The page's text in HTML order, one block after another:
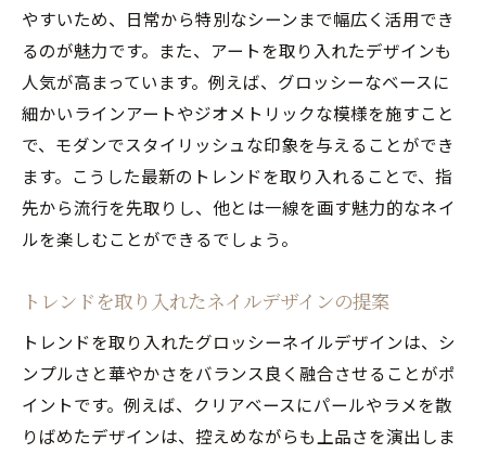
挑戦したい！大胆デザインのネイル
アートネイルの基礎と応用
視線を引く大胆なカラー使い
ネイルアートで季節感を表現
オリジナルデザインの楽しみ方
人気ネイルの秘密はここに！グロッシーネイル
魅力的な指先を演出する秘訣
グロッシーネイルの人気の理由
ネイルデザインにおける最新技術
トレンドを先取りする方法
サロンでのケアとホームケアの違い
やすいため、日常から特別なシーンまで幅広く活用でき
るのが魅力です。また、アートを取り入れたデザインも
人気が高まっています。例えば、グロッシーなベースに
細かいラインアートやジオメトリックな模様を施すこと
で、モダンでスタイリッシュな印象を与えることができ
ます。こうした最新のトレンドを取り入れることで、指
先から流行を先取りし、他とは一線を画す魅力的なネイ
ルを楽しむことができるでしょう。
トレンドを取り入れたネイルデザインの提案
トレンドを取り入れたグロッシーネイルデザインは、シ
ンプルさと華やかさをバランス良く融合させることがポ
イントです。例えば、クリアベースにパールやラメを散
りばめたデザインは、控えめながらも上品さを演出しま